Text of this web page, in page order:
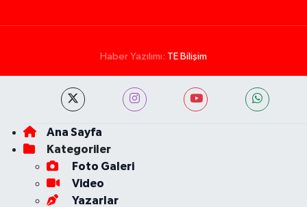
Haber Yazılımı: TE Bilişim
Ana Sayfa
Kategoriler
Foto Galeri
Video
Yazarlar